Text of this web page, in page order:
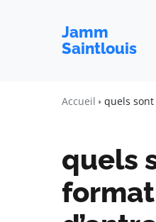
Jamm
Saintlouis
Accueil quels
quels